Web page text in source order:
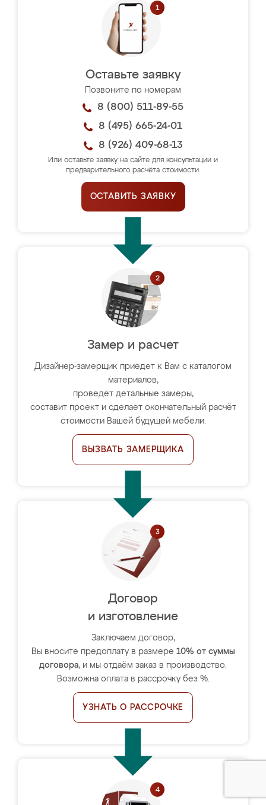
Оставьте заявку
Позвоните по номерам
8 (800) 511-89-55
8 (495) 665-24-01
8 (926) 409-68-13
Или оставьте заявку на сайте для консультации и
предварительного расчёта стоимости.
ОСТАВИТЬ ЗАЯВКУ
Замер и расчет
Дизайнер-замерщик приедет к Вам с каталогом
материалов,
проведёт детальные замеры,
составит проект и сделает окончательный расчёт
стоимости Вашей будущей мебели.
ВЫЗВАТЬ ЗАМЕРЩИКА
Договор
и изготовление
Заключаем договор,
Вы вносите предоплату в размере 10% от суммы
договора, и мы отдаём заказ в производство.
Возможна оплата в рассрочку без %.
УЗНАТЬ О РАССРОЧКЕ